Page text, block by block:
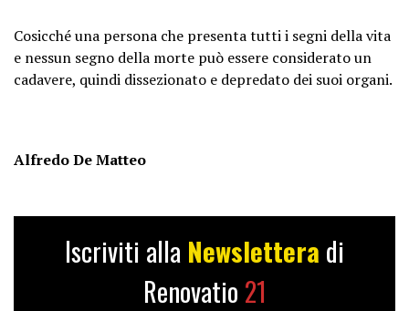
Cosicché una persona che presenta tutti i segni della vita
e nessun segno della morte può essere considerato un
cadavere, quindi dissezionato e depredato dei suoi organi.
Alfredo De Matteo
Iscriviti alla Newslettera di
Renovatio 21